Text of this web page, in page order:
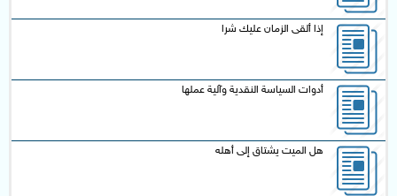
إذا ألقى الزمان عليك شرا
أدوات السياسة النقدية وآلية عملها
هل الميت يشتاق إلى أهله